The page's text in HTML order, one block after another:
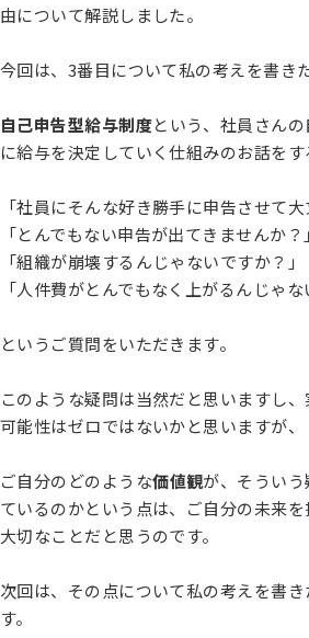
由について解説しました。
今回は、3番目について私の考えを書き
自己申告型給与制度という、社員さん
に給与を決定していく仕組みのお話をす
「社員にそんな好き勝手に申告させて大
「とんでもない申告が出てきませんか？」
「組織が崩壊するんじゃないですか？」
「人件費がとんでもなく上がるんじゃ
というご質問をいただきます。
このような疑問は当然だと思いますし
可能性はゼロではないかと思いますが、
ご自分のどのような価値観が、そうい
ているのかという点は、ご自分の未来
大切なことだと思うのです。
次回は、その点について私の考えを書き
す。